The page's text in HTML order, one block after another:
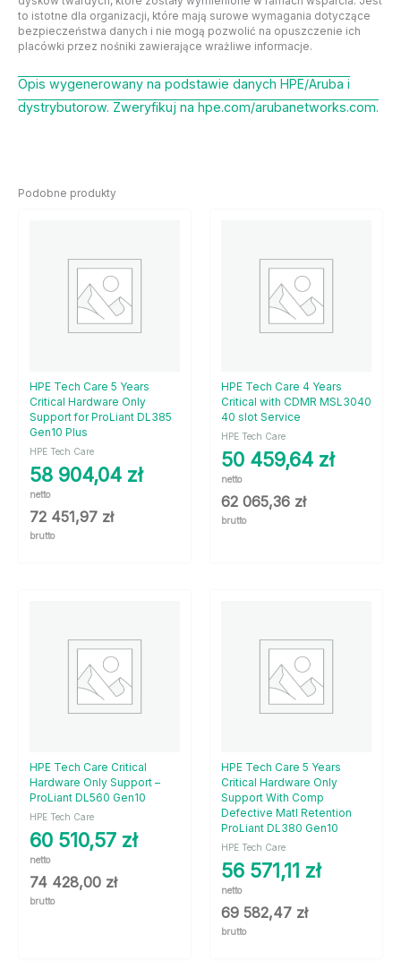
to istotne dla organizacji, które mają surowe wymagania dotyczące
bezpieczeństwa danych i nie mogą pozwolić na opuszczenie ich
placówki przez nośniki zawierające wrażliwe informacje.
Opis wygenerowany na podstawie danych HPE/Aruba i
dystrybutorow. Zweryfikuj na hpe.com/arubanetworks.com.
Podobne produkty
HPE Tech Care 5 Years
Critical Hardware Only
Support for ProLiant DL385
Gen10 Plus
HPE Tech Care
58 904,04 zł
netto
72 451,97 zł
brutto
HPE Tech Care 4 Years
Critical with CDMR MSL3040
40 slot Service
HPE Tech Care
50 459,64 zł
netto
62 065,36 zł
brutto
HPE Tech Care Critical
Hardware Only Support –
ProLiant DL560 Gen10
HPE Tech Care
60 510,57 zł
netto
74 428,00 zł
brutto
HPE Tech Care 5 Years
Critical Hardware Only
Support With Comp
Defective Matl Retention
ProLiant DL380 Gen10
HPE Tech Care
56 571,11 zł
netto
69 582,47 zł
brutto